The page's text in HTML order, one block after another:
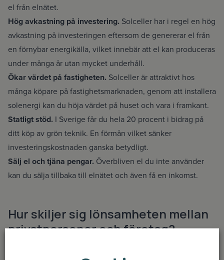
el från elnätet.
Hög avkastning på investering. Solceller har i regel en hög
avkastning på investeringen eftersom de genererar el från
en förnybar energikälla, vilket innebär att el kan produceras
under många år utan mycket underhåll.
Ökar värdet på fastigheten. Solceller är attraktivt hos
många köpare på fastighetsmarknaden, genom att installera
solenergi kan du höja värdet på huset och vara i framkant.
Statligt stöd. I Sverige får du hela 20 procent i bidrag på
ditt köp av grön teknik. En förmån vilket sänker
investeringskostnaden ganska betydligt.
Sälj el och tjäna pengar. Överbliven el du inte använder
kan du sälja tillbaka till elnätet och även få en inkomst.
Hur skiljer sig lönsamheten mellan
privatpersoner och företag?